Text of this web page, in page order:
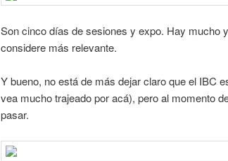
Son cinco días de sesiones y expo. Hay mucho
considere más relevante.
Y bueno, no está de más dejar claro que el IBC
vea mucho trajeado por acá), pero al momento
pasar.